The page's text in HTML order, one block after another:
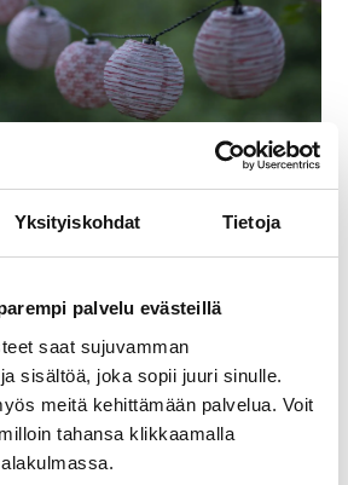
Yksityiskohdat Tietoja
palvelu evästeillä
saat sujuvamman
sisältöä, joka sopii juuri sinulle.
meitä kehittämään palvelua. Voit
tahansa klikkaamalla
LinkedinJaa EmailJaa Print
kanssa